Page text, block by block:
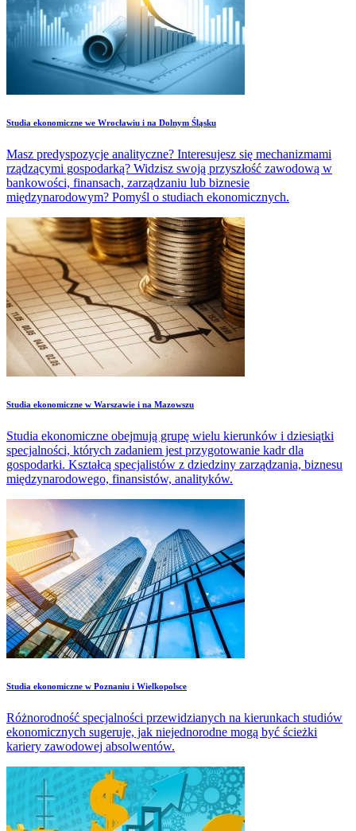
Studia ekonomiczne we Wrocławiu i na Dolnym Śląsku
Masz predyspozycje analityczne? Interesujesz się mechanizmami
rządzącymi gospodarką? Widzisz swoją przyszłość zawodową w
bankowości, finansach, zarządzaniu lub biznesie
międzynarodowym? Pomyśl o studiach ekonomicznych.
Studia ekonomiczne w Warszawie i na Mazowszu
Studia ekonomiczne obejmują grupę wielu kierunków i dziesiątki
specjalności, których zadaniem jest przygotowanie kadr dla
gospodarki. Kształcą specjalistów z dziedziny zarządzania, biznesu
międzynarodowego, finansistów, analityków.
Studia ekonomiczne w Poznaniu i Wielkopolsce
Różnorodność specjalności przewidzianych na kierunkach studiów
ekonomicznych sugeruje, jak niejednorodne mogą być ścieżki
kariery zawodowej absolwentów.